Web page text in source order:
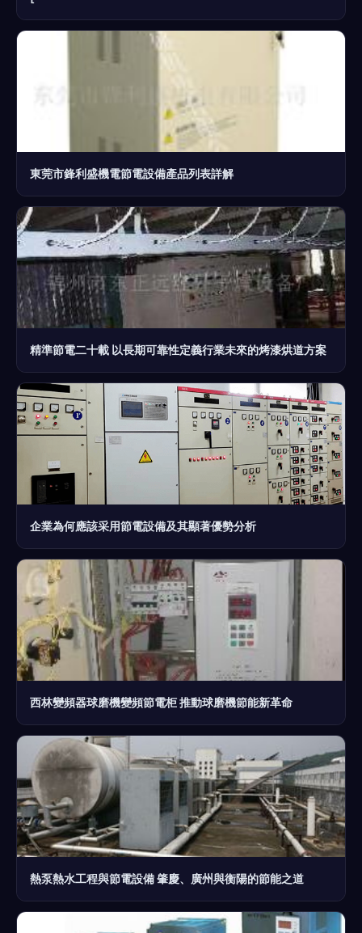
東莞市鋒利盛機電節電設備產品列表詳解
精準節電二十載 以長期可靠性定義行業未來的烤漆烘道方案
企業為何應該采用節電設備及其顯著優勢分析
西林變頻器球磨機變頻節電柜 推動球磨機節能新革命
熱泵熱水工程與節電設備 肇慶、廣州與衡陽的節能之道